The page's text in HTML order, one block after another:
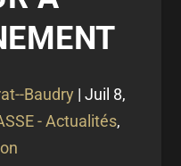
Baudry | Juil 8,
- Actualités,